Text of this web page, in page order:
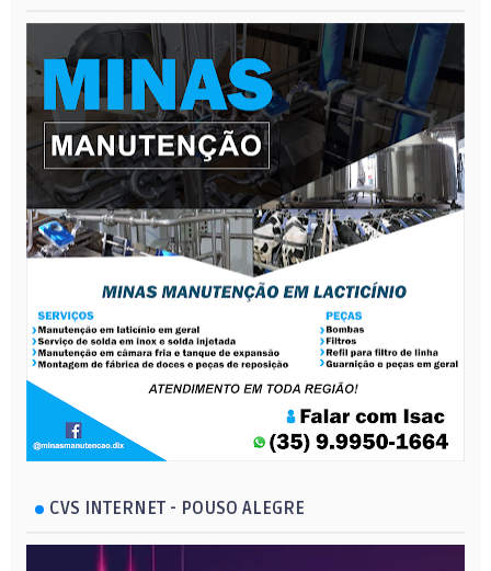
CVS INTERNET - POUSO ALEGRE